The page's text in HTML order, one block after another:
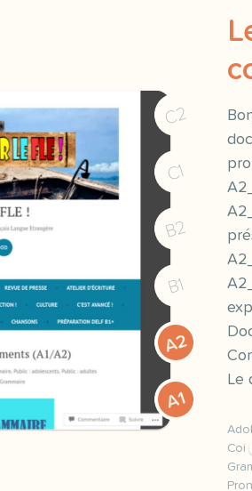
C2
C1
B2
B1
A2
A1
Le
Coi